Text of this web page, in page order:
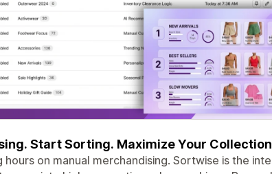
Start Sorting. Maximize Your
hours on manual merchandising. Sortwise is the